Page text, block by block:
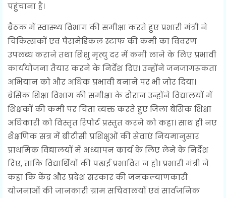
पहुंचाना है।
बैठक में स्वास्थ्य विभाग की समीक्षा करते हुए प्रभारी मंत्री ने
चिकित्सकों एवं पैरामेडिकल स्टाफ की कमी का विवरण
उपलब्ध कराने तथा शिशु मृत्यु दर में कमी लाने के लिए प्रभावी
कार्ययोजना तैयार करने के निर्देश दिए। उन्होंने जनजागरूकता
अभियान को और अधिक प्रभावी बनाने पर भी जोर दिया।
बेसिक शिक्षा विभाग की समीक्षा के दौरान उन्होंने विद्यालयों में
शिक्षकों की कमी पर चिंता व्यक्त करते हुए जिला बेसिक शिक्षा
अधिकारी को विस्तृत रिपोर्ट प्रस्तुत करने को कहा। साथ ही नए
शैक्षणिक सत्र में बीटीसी प्रशिक्षुओं की सेवाएं नियमानुसार
प्राथमिक विद्यालयों में अध्यापन कार्य के लिए लेने के निर्देश
दिए, ताकि विद्यार्थियों की पढ़ाई प्रभावित न हो। प्रभारी मंत्री ने
कहा कि केंद्र और प्रदेश सरकार की जनकल्याणकारी
योजनाओं की जानकारी ग्राम सचिवालयों एवं सार्वजनिक